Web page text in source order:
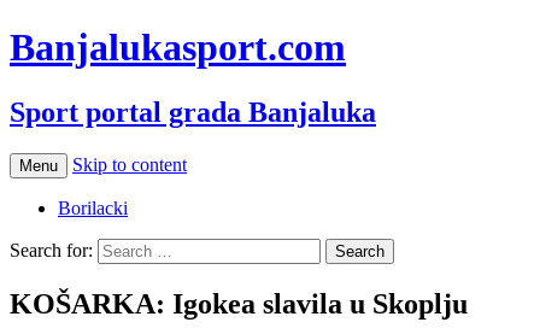
Banjalukasport.com
Sport portal grada Banjaluka
Menu Skip to content
Borilacki
Search for:
KOŠARKA: Igokea slavila u Skoplju